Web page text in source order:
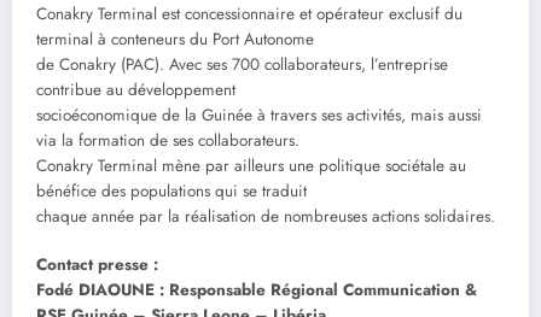
Conakry Terminal est concessionnaire et opérateur exclusif du
terminal à conteneurs du Port Autonome
de Conakry (PAC). Avec ses 700 collaborateurs, l’entreprise
contribue au développement
socioéconomique de la Guinée à travers ses activités, mais aussi
via la formation de ses collaborateurs.
Conakry Terminal mène par ailleurs une politique sociétale au
bénéfice des populations qui se traduit
chaque année par la réalisation de nombreuses actions solidaires.
Contact presse :
Fodé DIAOUNE : Responsable Régional Communication &